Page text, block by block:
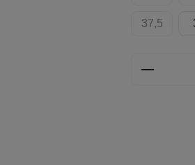
37,5
(Diese